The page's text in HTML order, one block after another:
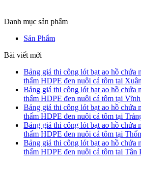
Danh mục sản phẩm
Sản Phẩm
Bài viết mới
Bảng giá thi công lót bạt ao hồ chứa
thấm HDPE đen nuôi cá tôm tại
Bảng giá thi công lót bạt ao hồ chứa
thấm HDPE đen nuôi cá tôm tại
Bảng giá thi công lót bạt ao hồ chứa
thấm HDPE đen nuôi cá tôm tại
Bảng giá thi công lót bạt ao hồ chứa
thấm HDPE đen nuôi cá tôm tại
Bảng giá thi công lót bạt ao hồ chứa
thấm HDPE đen nuôi cá tôm tại Tân